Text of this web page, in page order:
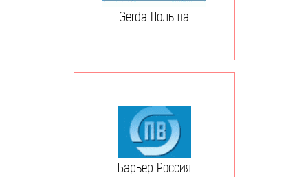
Gerda Польша
Барьер Россия